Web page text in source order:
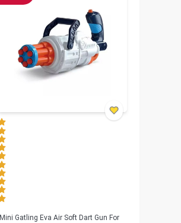
Mini Gatling Eva Air Soft Dart Gun For